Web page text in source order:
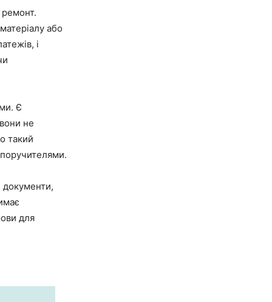
або
і
Є
не
такий
документи,
для